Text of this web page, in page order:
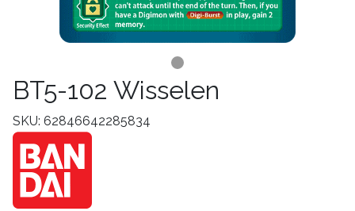
BT5-102 Wisselen
SKU: 62846642285834